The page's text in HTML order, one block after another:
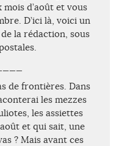
d’août et vous
D’ici là, voici un
la rédaction, sous
de frontières. Dans
les mezzes
les assiettes
et qui sait, une
? Mais avant ces